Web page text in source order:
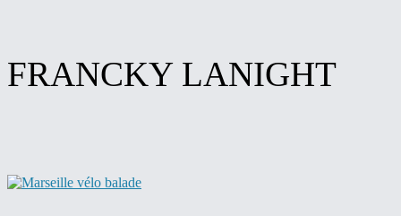
FRANCKY LANIGHT